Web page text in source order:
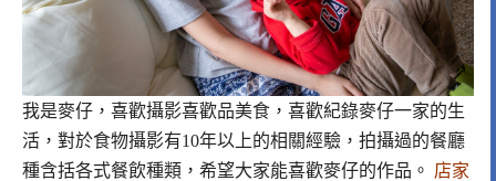
我是麥仔，喜歡攝影喜歡品美食，喜歡紀錄麥仔一家的生
活，對於食物攝影有10年以上的相關經驗，拍攝過的餐廳
種含括各式餐飲種類，希望大家能喜歡麥仔的作品。 店家